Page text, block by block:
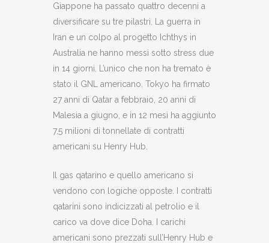
Giappone ha passato quattro decenni a
diversificare su tre pilastri. La guerra in
Iran e un colpo al progetto Ichthys in
Australia ne hanno messi sotto stress due
in 14 giorni. L’unico che non ha tremato è
stato il GNL americano. Tokyo ha firmato
27 anni di Qatar a febbraio, 20 anni di
Malesia a giugno, e in 12 mesi ha aggiunto
7,5 milioni di tonnellate di contratti
americani su Henry Hub.
Il gas qatarino e quello americano si
vendono con logiche opposte. I contratti
qatarini sono indicizzati al petrolio e il
carico va dove dice Doha. I carichi
americani sono prezzati sull’Henry Hub e